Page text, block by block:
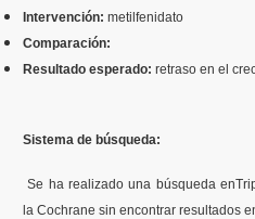
Intervención: metilfenidato
Comparación:
Resultado esperado: retraso en el
Sistema de búsqueda:
Se ha realizado una búsqueda
la Cochrane sin encontrar resultados